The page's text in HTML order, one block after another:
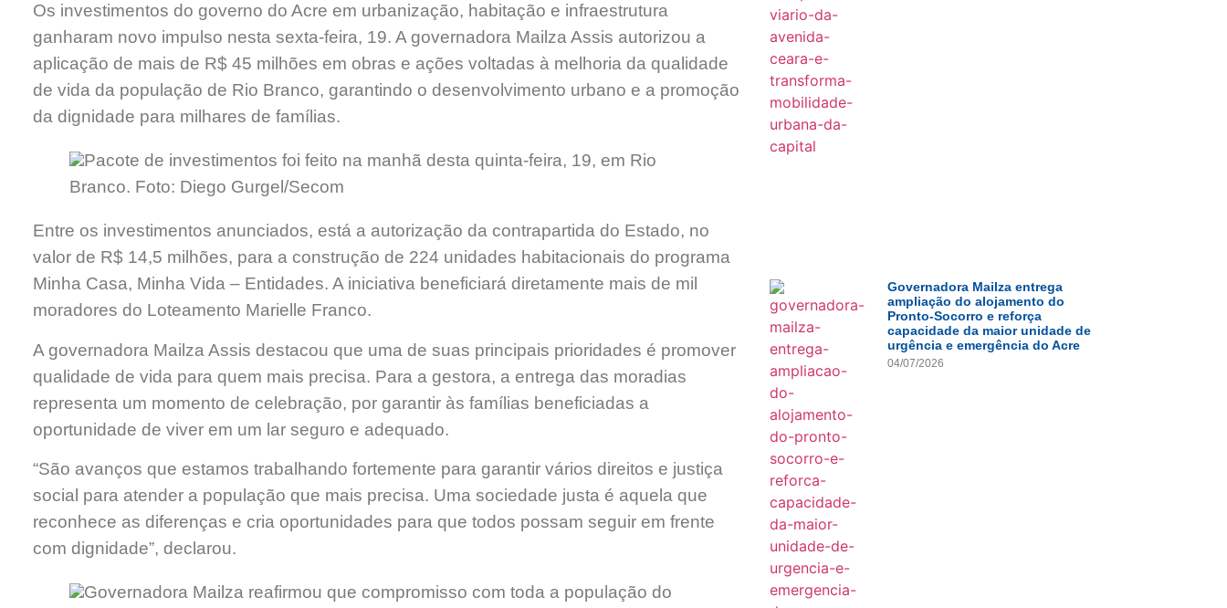
Os investimentos do governo do Acre em urbanização, habitação e infraestrutura
ganharam novo impulso nesta sexta-feira, 19. A governadora Mailza Assis autorizou a
aplicação de mais de R$ 45 milhões em obras e ações voltadas à melhoria da qualidade
de vida da população de Rio Branco, garantindo o desenvolvimento urbano e a promoção
da dignidade para milhares de famílias.
Pacote de investimentos foi feito na manhã desta quinta-feira, 19, em Rio
Branco. Foto: Diego Gurgel/Secom
Entre os investimentos anunciados, está a autorização da contrapartida do Estado, no
valor de R$ 14,5 milhões, para a construção de 224 unidades habitacionais do programa
Minha Casa, Minha Vida – Entidades. A iniciativa beneficiará diretamente mais de mil
moradores do Loteamento Marielle Franco.
A governadora Mailza Assis destacou que uma de suas principais prioridades é promover
qualidade de vida para quem mais precisa. Para a gestora, a entrega das moradias
representa um momento de celebração, por garantir às famílias beneficiadas a
oportunidade de viver em um lar seguro e adequado.
“São avanços que estamos trabalhando fortemente para garantir vários direitos e justiça
social para atender a população que mais precisa. Uma sociedade justa é aquela que
reconhece as diferenças e cria oportunidades para que todos possam seguir em frente
com dignidade”, declarou.
Governadora Mailza reafirmou que compromisso com toda a população do
Governadora Mailza entrega
ampliação do alojamento do
Pronto-Socorro e reforça
capacidade da maior unidade de
urgência e emergência do Acre
04/07/2026